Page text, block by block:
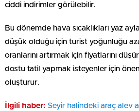
ciddi indirimler görülebilir.
Bu dönemde hava sıcaklıkları yaz
düşük olduğu için turist yoğunluğu
oranlarını artırmak için fiyatlarını
dostu tatil yapmak isteyenler için
oluşturur.
İlgili haber: Seyir halindeki araç alev